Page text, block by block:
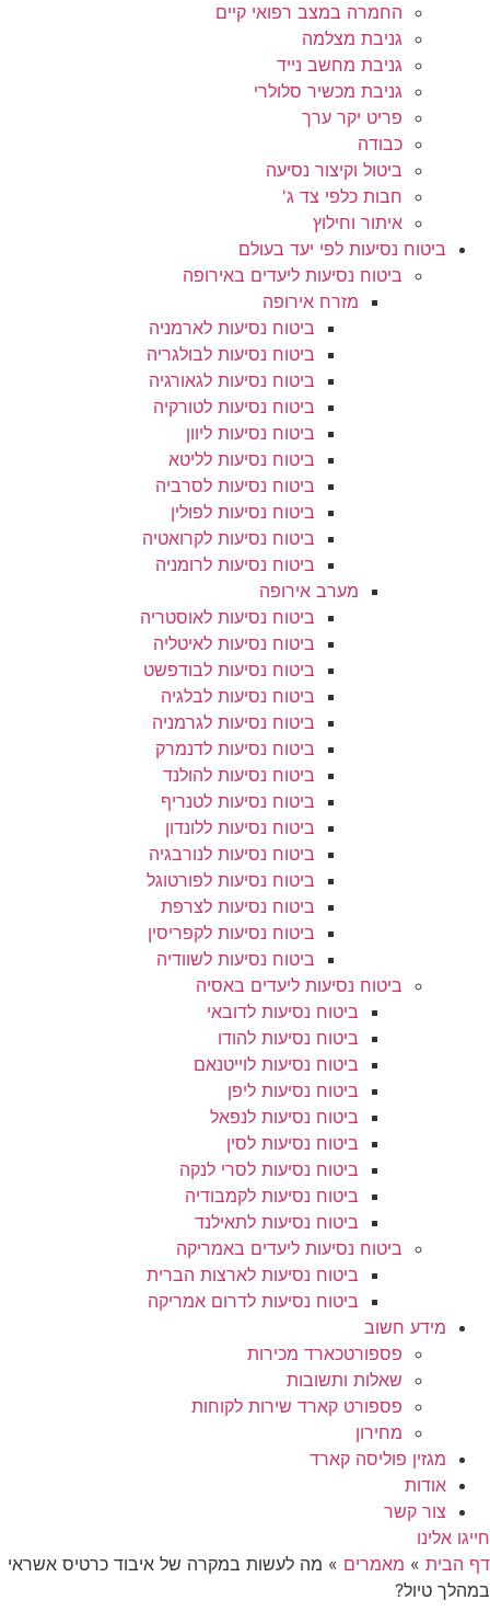
החמרה במצב רפואי קיים
גניבת מצלמה
גניבת מחשב נייד
גניבת מכשיר סלולרי
פריט יקר ערך
כבודה
ביטול וקיצור נסיעה
חבות כלפי צד ג'
איתור וחילוץ
ביטוח נסיעות לפי יעד בעולם
ביטוח נסיעות ליעדים באירופה
מזרח אירופה
ביטוח נסיעות לארמניה
ביטוח נסיעות לבולגריה
ביטוח נסיעות לגאורגיה
ביטוח נסיעות לטורקיה
ביטוח נסיעות ליוון
ביטוח נסיעות לליטא
ביטוח נסיעות לסרביה
ביטוח נסיעות לפולין
ביטוח נסיעות לקרואטיה
ביטוח נסיעות לרומניה
מערב אירופה
ביטוח נסיעות לאוסטריה
ביטוח נסיעות לאיטליה
ביטוח נסיעות לבודפשט
ביטוח נסיעות לבלגיה
ביטוח נסיעות לגרמניה
ביטוח נסיעות לדנמרק
ביטוח נסיעות להולנד
ביטוח נסיעות לטנריף
ביטוח נסיעות ללונדון
ביטוח נסיעות לנורבגיה
ביטוח נסיעות לפורטוגל
ביטוח נסיעות לצרפת
ביטוח נסיעות לקפריסין
ביטוח נסיעות לשוודיה
ביטוח נסיעות ליעדים באסיה
ביטוח נסיעות לדובאי
ביטוח נסיעות להודו
ביטוח נסיעות לוייטנאם
ביטוח נסיעות ליפן
ביטוח נסיעות לנפאל
ביטוח נסיעות לסין
ביטוח נסיעות לסרי לנקה
ביטוח נסיעות לקמבודיה
ביטוח נסיעות לתאילנד
ביטוח נסיעות ליעדים באמריקה
ביטוח נסיעות לארצות הברית
ביטוח נסיעות לדרום אמריקה
מידע חשוב
פספורטכארד מכירות
שאלות ותשובות
פספורט קארד שירות לקוחות
מחירון
מגזין פוליסה קארד
אודות
צור קשר
חייגו אלינו
דף הבית » מאמרים » מה לעשות במקרה של איבוד כרטיס אשראי
במהלך טיול?